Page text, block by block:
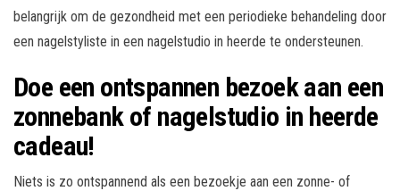
belangrijk om de gezondheid met een periodieke behandeling door
een nagelstyliste in een nagelstudio in heerde te ondersteunen.
Doe een ontspannen bezoek aan een
zonnebank of nagelstudio in heerde
cadeau!
Niets is zo ontspannend als een bezoekje aan een zonne- of